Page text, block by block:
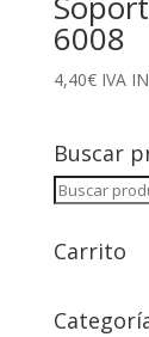
6008
4,40€ IVA
Buscar
Buscar
Carrito